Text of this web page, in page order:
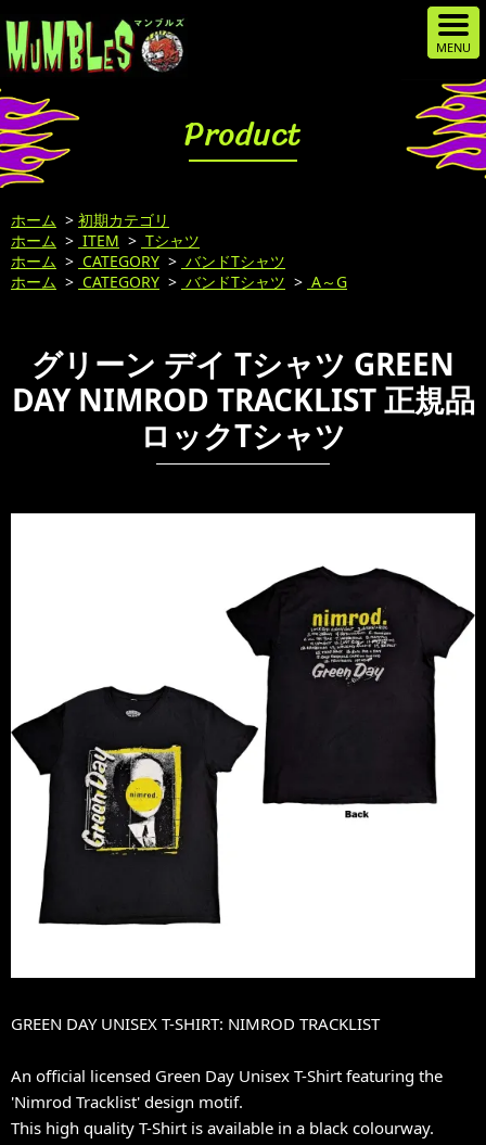
Product
ホーム > 初期カテゴリ
ホーム > ITEM > Tシャツ
ホーム > CATEGORY > バンドTシャツ
ホーム > CATEGORY > バンドTシャツ > A～G
グリーン デイ Tシャツ GREEN
DAY NIMROD TRACKLIST 正規品
ロックTシャツ
GREEN DAY UNISEX T-SHIRT: NIMROD TRACKLIST
An official licensed Green Day Unisex T-Shirt featuring the
'Nimrod Tracklist' design motif.
This high quality T-Shirt is available in a black colourway.